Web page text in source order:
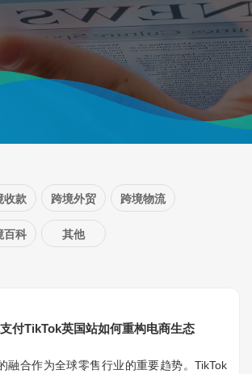
收款 跨境外贸 跨境物流
百科 其他
付TikTok英国站如何重构电商生态
融合作为全球零售行业的重要趋势。TikTok